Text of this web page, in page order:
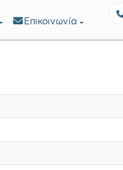
Επικοινωνία